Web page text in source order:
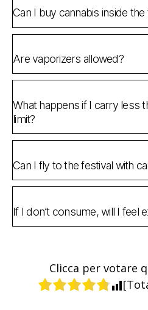
Can I buy cannabis inside the
Are vaporizers allowed?
What happens if I carry less
limit?
Can I fly to the festival with
If I don’t consume, will I feel
Clicca per votare